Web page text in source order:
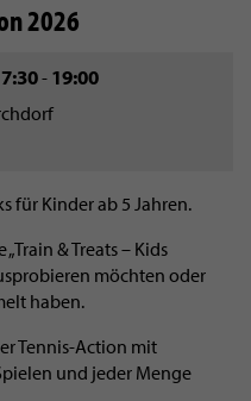
2026
- 19:00
für Kinder ab 5 Jahren.
& Treats – Kids
möchten oder
haben.
Tennis-Action mit
und jeder Menge